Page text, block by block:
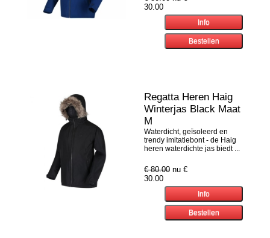
30.00
Regatta Heren Haig
Winterjas Black Maat
M
Waterdicht, geïsoleerd en
trendy imitatiebont - de Haig
heren waterdichte jas biedt ...
€ 80.00 nu €
30.00